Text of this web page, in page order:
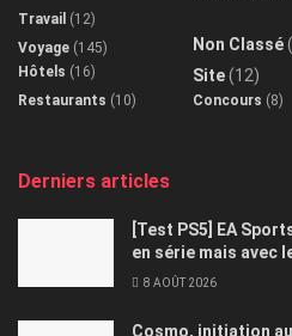
Travail (12)
Voyage (145)
Hôtels (16)
Restaurants (10)
Non Classé
Site(12)
Concours (8)
Derniers articles
[Test PS5] EA
en série mais avec
8 AOÛT 2026
Cosmo, initiation